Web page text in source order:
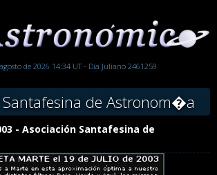
agosto de 2026 14:34 UT - Día Juliano 2461259
de Astronom�a
- Asociación Santafesina de